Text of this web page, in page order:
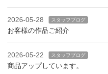
2026-05-28 スタッフブログ
お客様の作品ご紹介
2026-05-22 スタッフブログ
商品アップしています。